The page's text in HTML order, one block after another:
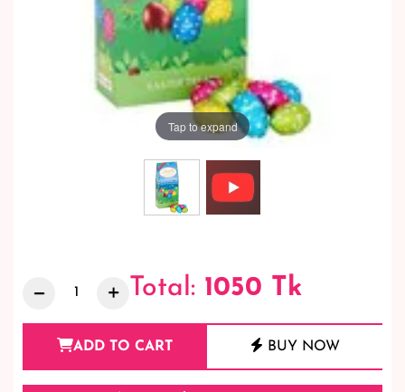
Tap to expand
Total: 1050 Tk
ADD TO CART BUY NOW